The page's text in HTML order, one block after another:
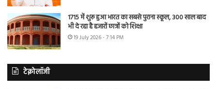
1715 में शुरू हुआ भारत का सबसे पुराना स्कूल, 300 साल बाद
भी दे रहा है हजारों छात्रों को शिक्षा
19 July 2026 - 7:14 PM
टेक्नोलॉजी